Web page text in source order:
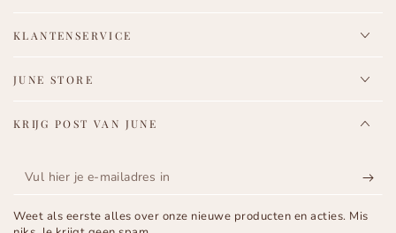
KLANTENSERVICE
JUNE STORE
KRIJG POST VAN JUNE
Vul
je
Weet als eerste alles over onze nieuwe producten en acties. Mis